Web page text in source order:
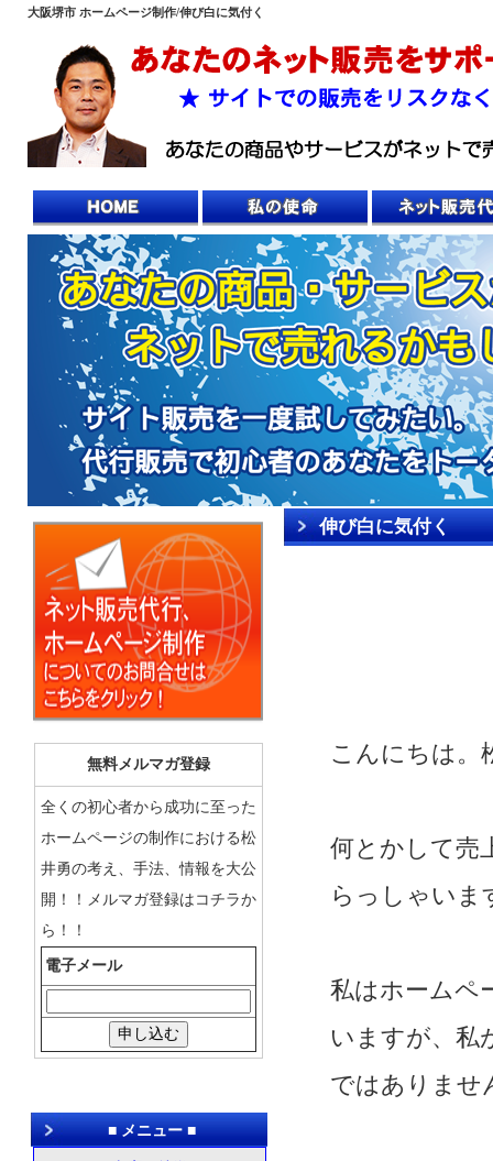
大阪堺市 ホームページ制作/伸び白に気付く
伸び白に気付く
こんにちは。
何とかして売
らっしゃいま
私はホームペ
いますが、私
ではありませ
無料メルマガ登録
全くの初心者から成功に至った
ホームページの制作における松
井勇の考え、手法、情報を大公
開！！メルマガ登録はコチラか
ら！！
電子メール
■ メニュー ■